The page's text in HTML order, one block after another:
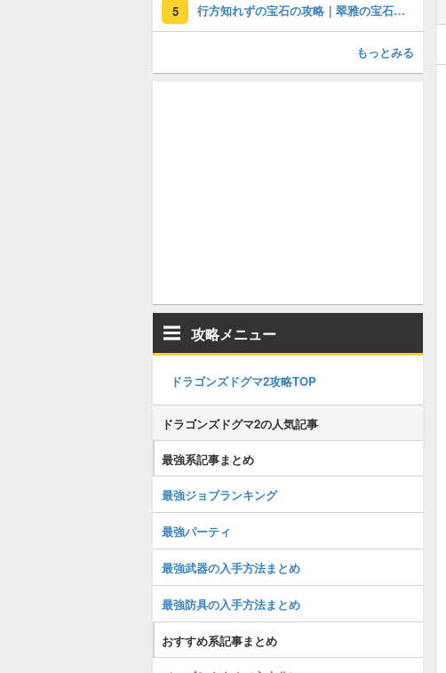
5 行方知れずの宝石の攻略｜翠雅の宝石の入手方法
もっとみる
攻略メニュー
ドラゴンズドグマ2攻略TOP
ドラゴンズドグマ2の人気記事
最強系記事まとめ
最強ジョブランキング
最強パーティ
最強武器の入手方法まとめ
最強防具の入手方法まとめ
おすすめ系記事まとめ